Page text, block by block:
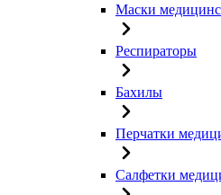
Маски
Респираторы
Бахилы
Перчатки
Салфетки